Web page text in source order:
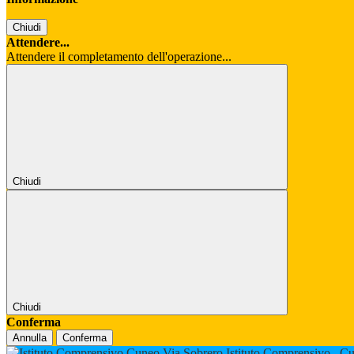
Chiudi
Attendere...
Attendere il completamento dell'operazione...
Chiudi
Chiudi
Conferma
Annulla Conferma